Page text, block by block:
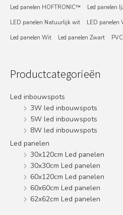
Led panelen HOFTRONIC™
Led panelen
LED panelen Natuurlijk wit
LED panelen
Led panelen Wit
Led panelen Zwart PVC
Productcategorieën
Led inbouwspots
3W led inbouwspots
5W led inbouwspots
8W led inbouwspots
Led panelen
30x120cm Led panelen
30x30cm Led panelen
60x120cm Led panelen
60x60cm Led panelen
62x62cm Led panelen